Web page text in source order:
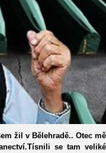
žil v Bělehradě.. Otec mě
se tam veliké